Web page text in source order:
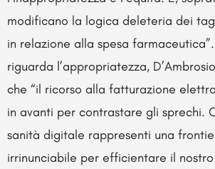
modificano la logica deleteria dei
in relazione alla spesa
riguarda l’appropriatezza,
che “il ricorso alla fatturazione
in avanti per contrastare gli sprechi.
sanità digitale rappresenti una
irrinunciabile per efficientare il